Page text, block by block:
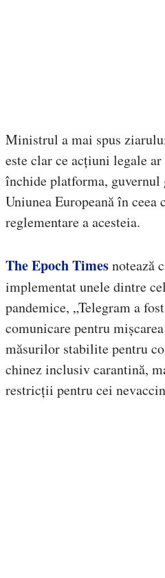
Ministrul a mai spus
este clar ce acțiuni legale
închide platforma, guvernul
Uniunea Europeană în ceea
reglementare a acesteia.
The Epoch Timesnotează
implementat unele dintre
pandemice, „Telegram a
comunicare pentru
măsurilor stabilite pentru
chinez inclusiv carantină,
restricții pentru cei